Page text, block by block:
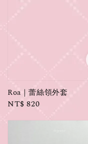
Roa｜蕾絲領外套
Regular
NT$ 820